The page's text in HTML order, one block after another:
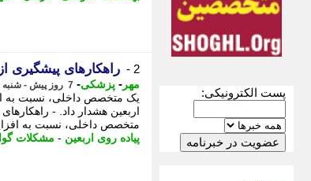
پست الکترونیکی:
2 - راهکارهای پیشگیری
مهر - پزشکی- 7 روز پیش - شنبه 10 مرداد 1405، 07:20
یک متخصص داخلی، نسبت به
اربعین هشدار داد. -
متخصص داخلی، نسبت به
پیاده روی اربعین - مشکلات